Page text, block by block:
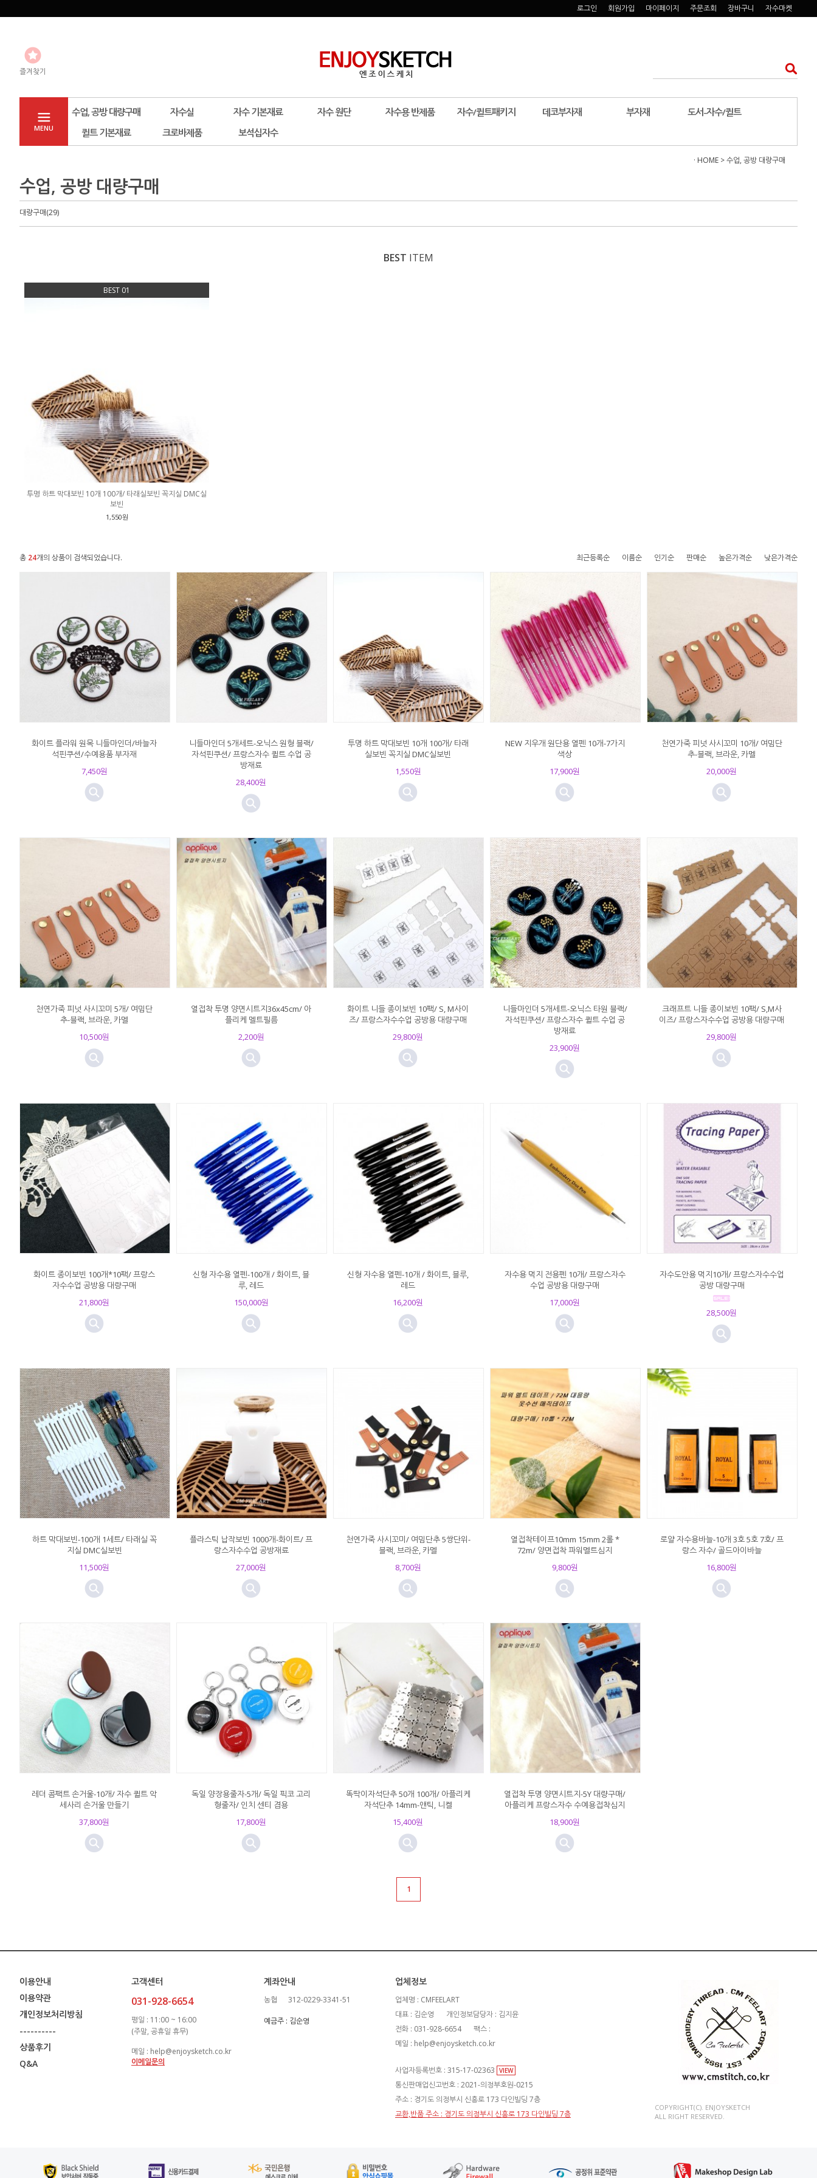
로그인 회원가입 마이페이지 주문조회 장바구니 자수마켓
즐겨찾기
MENU
수업, 공방 대량구매 자수실 자수 기본재료 자수 원단 자수용 반제품 자수/퀼트패키지 데코부자재 부자재
도서-자수/퀼트
퀼트 기본재료
크로바제품 보석십자수
· HOME >수업, 공방 대량구매
수업, 공방 대량구매
대량구매(29)
BEST ITEM
BEST 01
투명 하트 막대보빈 10개 100개/ 타래실보빈 꼭지실 DMC실
보빈
1,550원
총 24개의 상품이 검색되었습니다. 최근등록순 이름순 인기순 판매순 높은가격순 낮은가격순
화이트 플라워 원목 니들마인더/바늘자
석핀쿠션/수예용품 부자재
7,450원
니들마인더 5개세트-오닉스 원형 블랙/
자석핀쿠션/ 프랑스자수 퀼트 수업 공
방재료
28,400원
투명 하트 막대보빈 10개 100개/ 타래
실보빈 꼭지실 DMC실보빈
1,550원
NEW 지우개 원단용 열펜 10개-7가지
색상
17,900원
천연가죽 피넛 사시꼬미 10개/ 여밈단
추-블랙, 브라운, 카멜
20,000원
천연가죽 피넛 사시꼬미 5개/ 여밈단
추-블랙, 브라운, 카멜
10,500원
열접착 투명 양면시트지36x45cm/ 아
플리케 멜트필름
2,200원
화이트 니들 종이보빈 10팩/ S, M사이
즈/ 프랑스자수수업 공방용 대량구매
29,800원
니들마인더 5개세트-오닉스 타원 블랙/
자석핀쿠션/ 프랑스자수 퀼트 수업 공
방재료
23,900원
크래프트 니들 종이보빈 10팩/ S,M사
이즈/ 프랑스자수수업 공방용 대량구매
29,800원
화이트 종이보빈 100개*10팩/ 프랑스
자수수업 공방용 대량구매
21,800원
신형 자수용 열펜-100개 / 화이트, 블
루, 레드
150,000원
신형 자수용 열펜-10개 / 화이트, 블루,
레드
16,200원
자수용 먹지 전용펜 10개/ 프랑스자수
수업 공방용 대량구매
17,000원
자수도안용 먹지10개/ 프랑스자수수업
공방 대량구매
28,500원
하트 막대보빈-100개 1세트/ 타래실 꼭
지실 DMC실보빈
11,500원
플라스틱 납작보빈 1000개-화이트/ 프
랑스자수수업 공방재료
27,000원
천연가죽 사시꼬미/ 여밈단추 5쌍단위-
블랙, 브라운, 카멜
8,700원
열접착테이프10mm 15mm 2롤 *
72m/ 양면접착 파워멜트심지
9,800원
로얄 자수용바늘-10개 3호 5호 7호/ 프
랑스 자수/ 골드아이바늘
16,800원
레더 콤팩트 손거울-10개/ 자수 퀼트 악
세사리 손거울 만들기
37,800원
독일 양장용줄자-5개/ 독일 픽코 고리
형줄자/ 인치 센티 겸용
17,800원
똑딱이자석단추 50개 100개/ 아플리케
자석단추 14mm-앤틱, 니켈
15,400원
열접착 투명 양면시트지-5Y 대량구매/
아플리케 프랑스자수 수예용접착심지
18,900원
1
이용안내
이용약관
개인정보처리방침
----------
상품후기
Q&A
고객센터
031-928-6654
평일 : 11:00 ~ 16:00
(주말, 공휴일 휴무)
메일 : help@enjoysketch.co.kr
이메일문의
계좌안내
농협 312-0229-3341-51
예금주 : 김순영
업체정보
업체명 : CMFEELART
대표 : 김순영
개인정보담당자 : 김지윤
전화 : 031-928-6654
팩스 :
메일 : help@enjoysketch.co.kr
사업자등록번호 : 315-17-02363 VIEW
통신판매업신고번호 : 2021-의정부호원-0215
주소 : 경기도 의정부시 신흥로 173 다인빌딩 7층
교환,반품 주소 : 경기도 의정부시 신흥로 173 다인빌딩 7층
COPYRIGHT(C). ENJOYSKETCH
ALL RIGHT RESERVED.